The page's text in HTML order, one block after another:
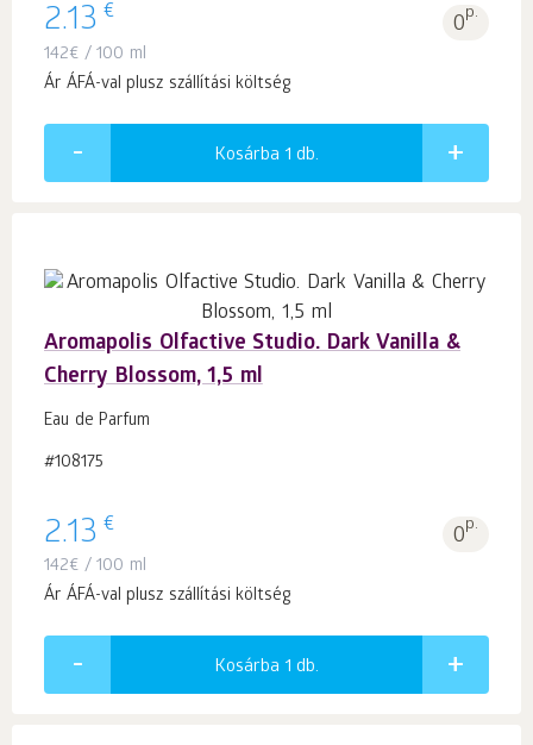
2.13 € 0p.
142€ / 100 ml
Ár ÁFÁ-val plusz szállítási költség
Kosárba 1 db.
Aromapolis Olfactive Studio. Dark Vanilla &
Cherry Blossom, 1,5 ml
Eau de Parfum
#108175
2.13 € 0p.
142€ / 100 ml
Ár ÁFÁ-val plusz szállítási költség
Kosárba 1 db.